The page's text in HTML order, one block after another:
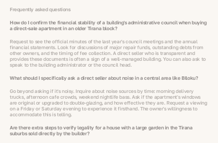
Frequently asked questions
How do I confirm the financial stability of a building's administrative council when buying
a direct-sale apartment in an older Tirana block?
Request to see the official minutes of the last year's council meetings and the annual
financial statements. Look for discussions of major repair funds, outstanding debts from
other owners, and the timing of fee collection. A direct seller who is transparent and
provides these documents is often a sign of a well-managed building. You can also ask to
speak to the building administrator or the council head.
What should I specifically ask a direct seller about noise in a central area like Blloku?
Go beyond asking if it's noisy. Inquire about noise sources by time: morning delivery
trucks, afternoon cafe crowds, weekend nightlife bass. Ask if the apartment's windows
are original or upgraded to double-glazing, and how effective they are. Request a viewing
on a Friday or Saturday evening to experience it firsthand. The owner's willingness to
accommodate this is telling.
Are there extra steps to verify legality for a house with a large garden in the Tirana
suburbs sold directly by the builder?